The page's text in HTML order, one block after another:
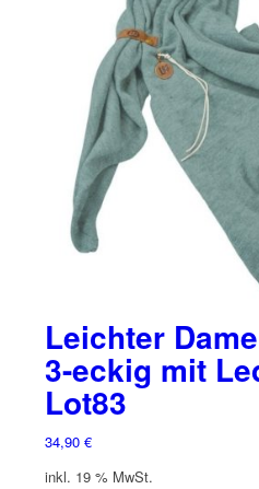
Leichter
3-eckig mit
Lot83
34,90 €
inkl. 19 % MwSt.